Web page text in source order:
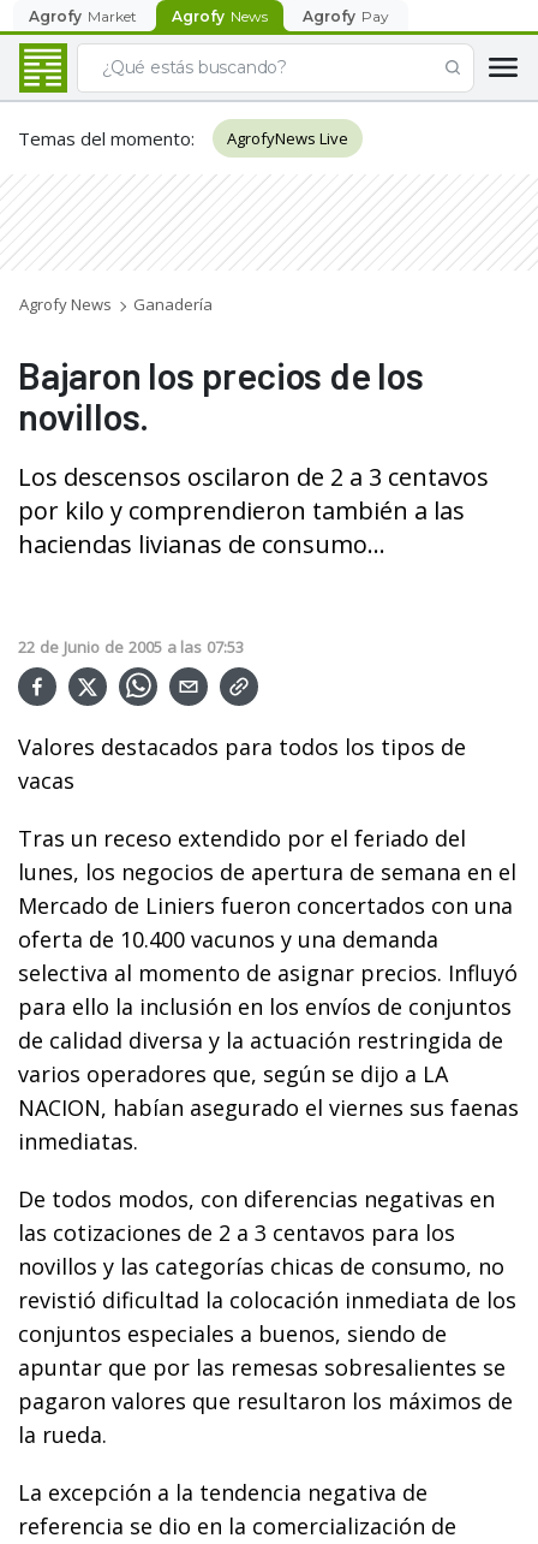
Agrofy Market Agrofy News Agrofy Pay
Temas del momento: AgrofyNews Live
Agrofy News Ganadería
Bajaron los precios de los
novillos.
Los descensos oscilaron de 2 a 3 centavos
por kilo y comprendieron también a las
haciendas livianas de consumo...
22 de Junio de 2005 a las 07:53
Valores destacados para todos los tipos de
vacas
Tras un receso extendido por el feriado del
lunes, los negocios de apertura de semana en el
Mercado de Liniers fueron concertados con una
oferta de 10.400 vacunos y una demanda
selectiva al momento de asignar precios. Influyó
para ello la inclusión en los envíos de conjuntos
de calidad diversa y la actuación restringida de
varios operadores que, según se dijo a LA
NACION, habían asegurado el viernes sus faenas
inmediatas.
De todos modos, con diferencias negativas en
las cotizaciones de 2 a 3 centavos para los
novillos y las categorías chicas de consumo, no
revistió dificultad la colocación inmediata de los
conjuntos especiales a buenos, siendo de
apuntar que por las remesas sobresalientes se
pagaron valores que resultaron los máximos de
la rueda.
La excepción a la tendencia negativa de
referencia se dio en la comercialización de